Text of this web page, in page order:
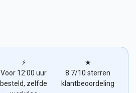
⚡
Voor 12:00 uur
besteld, zelfde
★
8.7/10 sterren
klantbeoordeling